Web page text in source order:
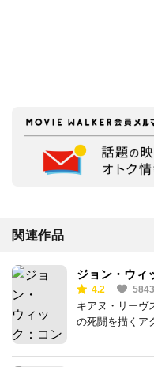
関連作品
ジョン・ウィ
4.2 5843
キアヌ・リーヴ
の死闘を描くア